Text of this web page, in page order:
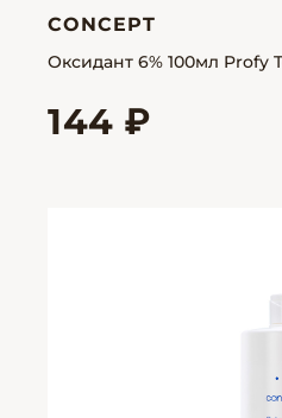
CONCEPT
Оксидант 6% 100мл Profy
144 ₽